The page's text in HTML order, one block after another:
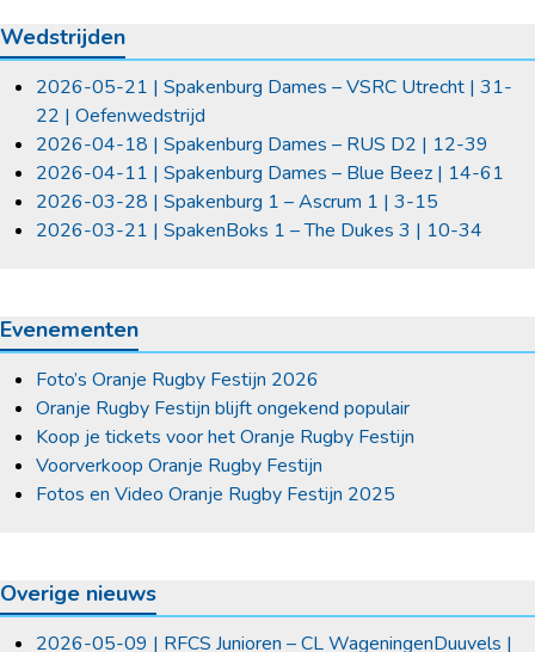
Wedstrijden
2026-05-21 | Spakenburg Dames – VSRC Utrecht | 31-
22 | Oefenwedstrijd
2026-04-18 | Spakenburg Dames – RUS D2 | 12-39
2026-04-11 | Spakenburg Dames – Blue Beez | 14-61
2026-03-28 | Spakenburg 1 – Ascrum 1 | 3-15
2026-03-21 | SpakenBoks 1 – The Dukes 3 | 10-34
Evenementen
Foto’s Oranje Rugby Festijn 2026
Oranje Rugby Festijn blijft ongekend populair
Koop je tickets voor het Oranje Rugby Festijn
Voorverkoop Oranje Rugby Festijn
Fotos en Video Oranje Rugby Festijn 2025
Overige nieuws
2026-05-09 | RFCS Junioren – CL WageningenDuuvels |